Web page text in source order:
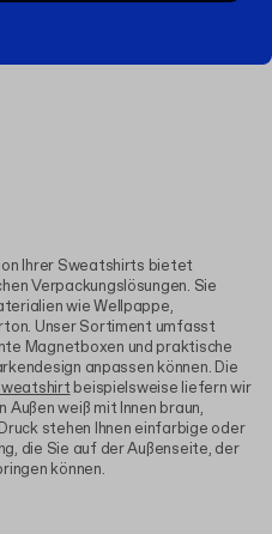
Ihrer Sweatshirts bietet
Verpackungslösungen. Sie
wie Wellpappe,
Unser Sortiment umfasst
Magnetboxen und praktische
anpassen können. Die
beispielsweise liefern wir
weiß mit Innen braun,
stehen Ihnen einfarbige oder
die Sie auf der Außenseite, der
können.